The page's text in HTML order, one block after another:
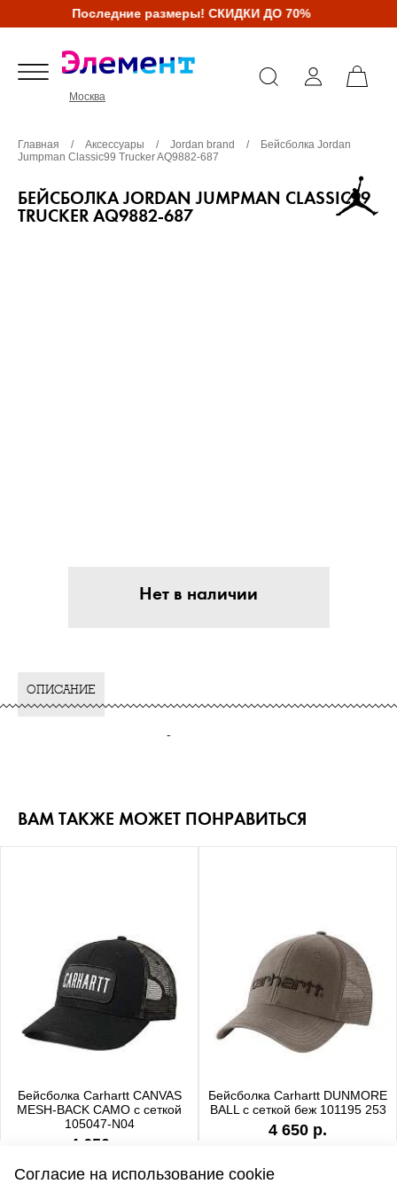
Последние размеры! СКИДКИ ДО 70%
Москва
Главная / Аксессуары / Jordan brand /
Бейсболка Jordan
Jumpman Classic99 Trucker AQ9882-687
БЕЙСБОЛКА JORDAN JUMPMAN CLASSIC99
TRUCKER AQ9882-687
Нет в наличии
ОПИСАНИЕ
-
ВАМ ТАКЖЕ МОЖЕТ ПОНРАВИТЬСЯ
Бейсболка Carhartt CANVAS
MESH-BACK CAMO с сеткой
105047-N04
4 650 р.
Бейсболка Carhartt DUNMORE
BALL с сеткой беж 101195 253
4 650 р.
Согласие на использование cookie